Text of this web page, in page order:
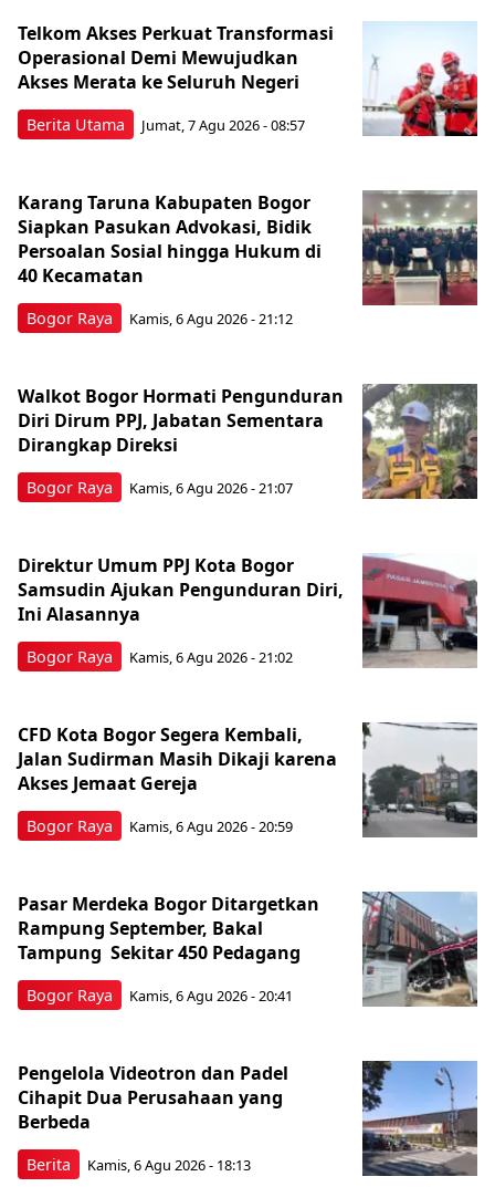
Berita Utama
Telkom Akses Perkuat Transformasi
Operasional Demi Mewujudkan
Akses Merata ke Seluruh Negeri
Jumat, 7 Agu 2026 - 08:57
Bogor Raya
Karang Taruna Kabupaten Bogor
Siapkan Pasukan Advokasi, Bidik
Persoalan Sosial hingga Hukum di
40 Kecamatan
Kamis, 6 Agu 2026 - 21:12
Bogor Raya
Walkot Bogor Hormati Pengunduran
Diri Dirum PPJ, Jabatan Sementara
Dirangkap Direksi
Kamis, 6 Agu 2026 - 21:07
Bogor Raya
Direktur Umum PPJ Kota Bogor
Samsudin Ajukan Pengunduran Diri,
Ini Alasannya
Kamis, 6 Agu 2026 - 21:02
Bogor Raya
CFD Kota Bogor Segera Kembali,
Jalan Sudirman Masih Dikaji karena
Akses Jemaat Gereja
Kamis, 6 Agu 2026 - 20:59
Bogor Raya
Pasar Merdeka Bogor Ditargetkan
Rampung September, Bakal
Tampung Sekitar 450 Pedagang
Kamis, 6 Agu 2026 - 20:41
Berita
Pengelola Videotron dan Padel
Cihapit Dua Perusahaan yang
Berbeda
Kamis, 6 Agu 2026 - 18:13